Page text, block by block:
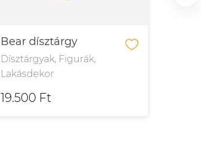
Bear dísztárgy
Dísztárgyak, Figurák,
Lakásdekor
19.500 Ft